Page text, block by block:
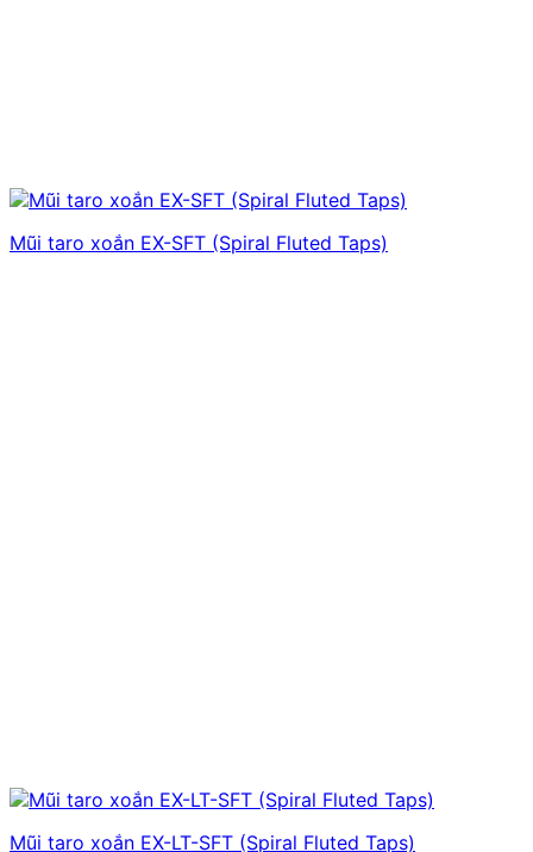
Mũi taro xoắn EX-SFT (Spiral Fluted Taps)
Mũi taro xoắn EX-LT-SFT (Spiral Fluted Taps)